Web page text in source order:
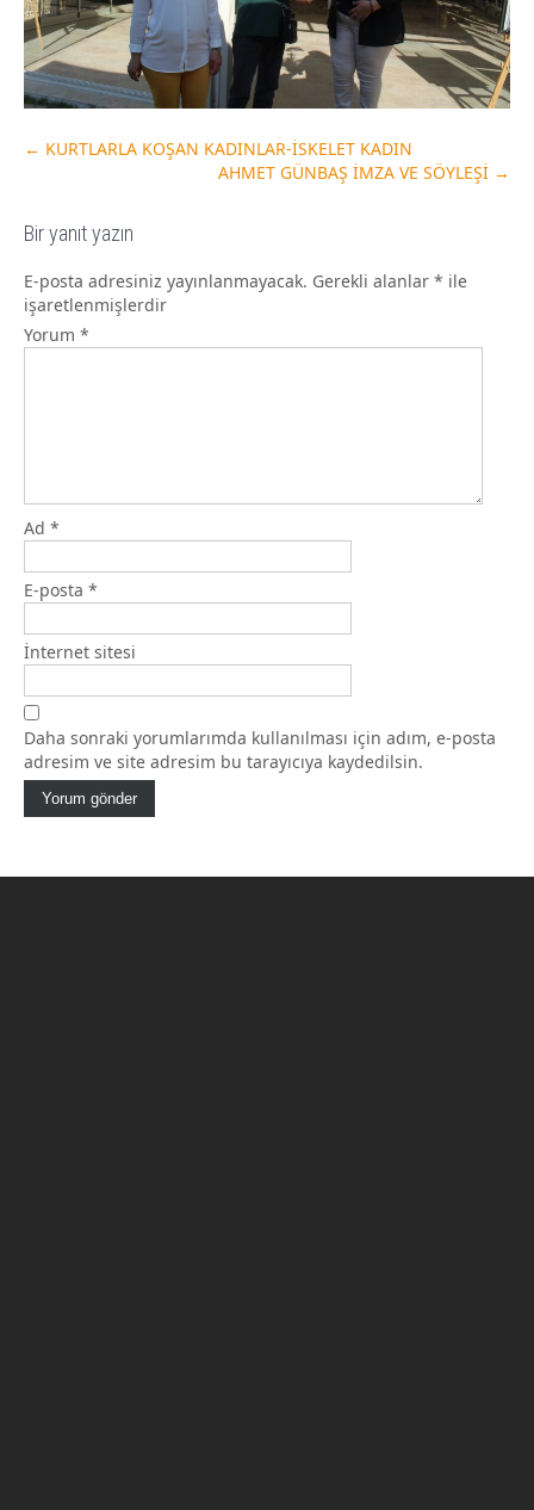
← KURTLARLA KOŞAN KADINLAR-İSKELET KADIN
AHMET GÜNBAŞ İMZA VE SÖYLEŞİ →
Bir yanıt yazın
E-posta adresiniz yayınlanmayacak. Gerekli alanlar * ile
işaretlenmişlerdir
Yorum *
Ad *
E-posta *
İnternet sitesi
Daha sonraki yorumlarımda kullanılması için adım, e-posta
adresim ve site adresim bu tarayıcıya kaydedilsin.